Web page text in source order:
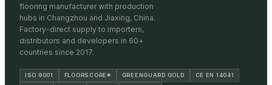
flooring manufacturer with production
hubs in Changzhou and Jiaxing, China.
Factory-direct supply to importers,
distributors and developers in 60+
countries since 2017.
ISO 9001 FLOORSCORE® GREENGUARD GOLD
CE EN 14041